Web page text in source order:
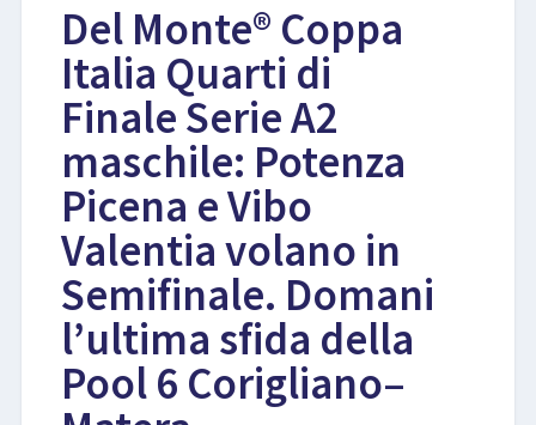
EVENTI
LIBRI
Del Monte® Coppa
Italia Quarti di
Finale Serie A2
maschile: Potenza
Picena e Vibo
Valentia volano in
Semifinale. Domani
l’ultima sfida della
Pool 6 Corigliano–